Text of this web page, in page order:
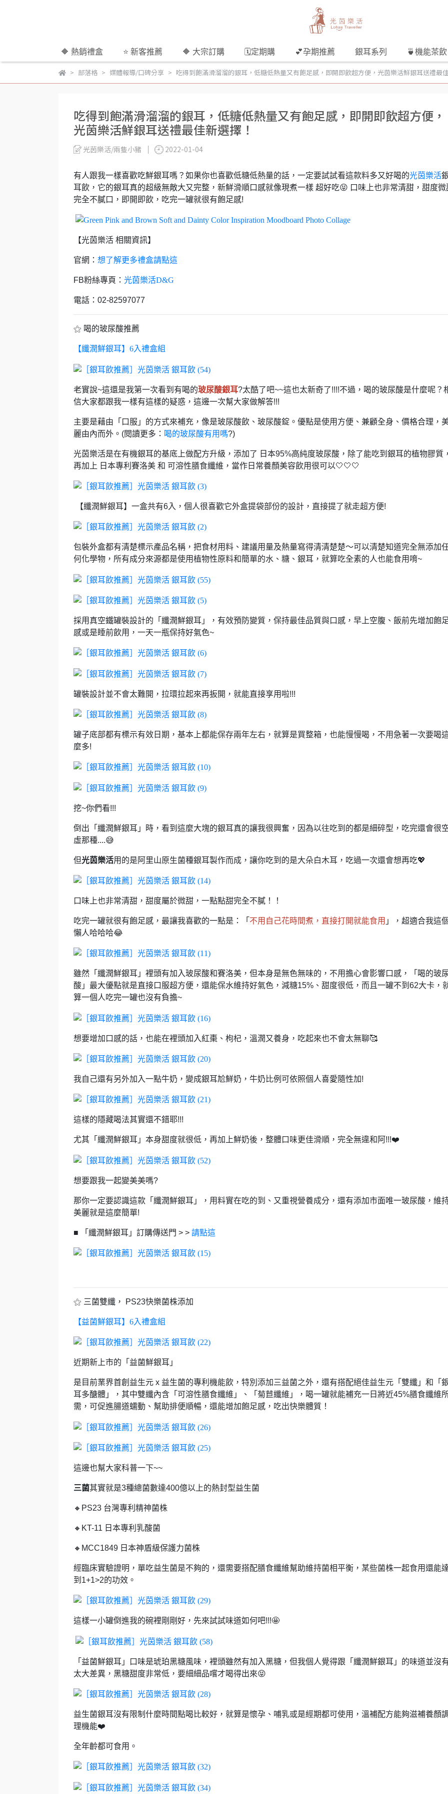
🔶 熱銷禮盒 ⭐ 新客推薦 🔶 大宗訂購 🗓️定期購 💕孕期推薦 銀耳系列 🍵機能茶飲
部落格 媒體報導/口碑分享 吃得到飽滿滑溜溜的銀耳，低糖低熱量又有飽足感，即開即飲超方便，光茵樂活鮮銀耳送禮最
吃得到飽滿滑溜溜的銀耳，低糖低熱量又有飽足感，即開即飲超方便，
光茵樂活鮮銀耳送禮最佳新選擇！
光茵樂活/兩隻小豬 2022-01-04
有人跟我一樣喜歡吃鮮銀耳嗎？ 如果你也喜歡低糖低熱量的話，一定要試試看這款料多又好喝的光茵樂活
耳飲， 它的銀耳真的超級無敵大又完整，新鮮滑順口感就像現煮一樣 超好吃😝 口味上也非常清甜，甜度微
完全不膩口，即開即飲，吃完一罐就很有飽足感!
【光茵樂活 相關資訊】
官網： 想了解更多禮盒請點這
FB粉絲專頁： 光茵樂活D&G
電話：02-82597077
⚝ 喝的玻尿酸推薦
【纖潤鮮銀耳】6入禮盒組
老實說~這還是我第一次看到有喝的玻尿酸銀耳?太酷了吧~~這也太新奇了!!!!不過，喝的玻尿酸是什麼呢？
信大家都跟我一樣有這樣的疑惑， 這邊一次幫大家做解答!!!
主要是藉由「口服」的方式來補充， 像是玻尿酸飲、玻尿酸錠。 優點是使用方便、兼顧全身、價格合理，
麗由內而外。(閱讀更多： 喝的玻尿酸有用嗎?)
光茵樂活是在有機銀耳的基底上做配方升級， 添加了 日本95%高純度玻尿酸， 除了能吃到銀耳的植物膠質
再加上 日本專利賽洛美 和 可溶性膳食纖維， 當作日常養顏美容飲用很可以🤍🤍🤍
【纖潤鮮銀耳】一盒共有6入， 個人很喜歡它外盒提袋部份的設計， 直接提了就走超方便!
包裝外盒都有清楚標示產品名稱， 把食材用料、建議用量及熱量寫得清清楚楚～可以清楚知道完全無添加
何化學物， 所有成分來源都是使用植物性原料和簡單的水、糖、銀耳， 就算吃全素的人也能食用唷~
採用真空鐵罐裝設計的「纖潤鮮銀耳」， 有效預防變質，保持最佳品質與口感， 早上空腹、飯前先增加飽
感或是睡前飲用， 一天一瓶保持好氣色~
罐裝設計並不會太難開， 拉環拉起來再扳開， 就能直接享用啦!!!
罐子底部都有標示有效日期， 基本上都能保存兩年左右， 就算是買整箱，也能慢慢喝， 不用急著一次要喝
麼多!
挖~你們看!!!
倒出「纖潤鮮銀耳」時， 看到這麼大塊的銀耳真的讓我很興奮， 因為以往吃到的都是細碎型， 吃完還會很
虛那種....😅
但光茵樂活用的是阿里山原生菌種銀耳製作而成， 讓你吃到的是大朵白木耳， 吃過一次還會想再吃💖
口味上也非常清甜， 甜度屬於微甜，一點點甜完全不膩！！
吃完一罐就很有飽足感， 最讓我喜歡的一點是：「 不用自己花時間煮， 直接打開就能食用 」， 超適合我這
懶人哈哈哈😂
雖然「纖潤鮮銀耳」裡頭有加入玻尿酸和賽洛美， 但本身是無色無味的， 不用擔心會影響口感，
「喝的玻
酸」最大優點就是直接口服超方便， 還能保水維持好氣色， 減糖15%、甜度很低， 而且一罐不到62大卡，
算一個人吃完一罐也沒有負擔~
想要增加口感的話， 也能在裡頭加入紅棗、枸杞， 溫潤又養身， 吃起來也不會太無聊🥰
我自己還有另外加入一點牛奶， 變成銀耳尬鮮奶， 牛奶比例可依照個人喜愛隨性加!
這樣的隱藏喝法其實還不錯耶!!!
尤其「纖潤鮮銀耳」本身甜度就很低， 再加上鮮奶後， 整體口味更佳滑順， 完全無違和阿!!!❤️
想要跟我一起變美美嗎?
那你一定要認識這款「纖潤鮮銀耳」， 用料實在吃的到、又重視營養成分， 還有添加市面唯一玻尿酸， 維
美麗就是這麼簡單!
■ 「纖潤鮮銀耳」訂購傳送門 > > 請點這
⚝ 三菌雙纖， PS23快樂菌株添加
【益菌鮮銀耳】6入禮盒組
近期新上市的「益菌鮮銀耳」
是目前業界首創益生元 x 益生菌的專利機能飲， 特別添加三益菌之外， 還有搭配絕佳益生元「雙纖」和「
耳多醣體」， 其中雙纖內含「可溶性膳食纖維」、「菊苣纖維」， 喝一罐就能補充一日將近45%膳食纖維
需， 可促進腸道蠕動、幫助排便順暢， 還能增加飽足感， 吃出快樂體質！
這邊也幫大家科普一下~~
三菌其實就是3種總菌數達400億以上的熱封型益生菌
🔸PS23 台灣專利精神菌株
🔸KT-11 日本專利乳酸菌
🔸MCC1849 日本神盾級保護力菌株
經臨床實驗證明，單吃益生菌是不夠的， 還需要搭配膳食纖維幫助維持菌相平衡， 某些菌株一起食用還能
到1+1>2的功效。
這樣一小罐倒進我的碗裡剛剛好， 先來試試味道如何吧!!!🤩
「益菌鮮銀耳」口味是琥珀黑糖風味， 裡頭雖然有加入黑糖， 但我個人覺得跟「纖潤鮮銀耳」的味道並沒
太大差異， 黑糖甜度非常低， 要細細品嚐才喝得出來😝
益生菌銀耳沒有限制什麼時間點喝比較好， 就算是懷孕、哺乳或是經期都可使用， 溫補配方能夠滋補養顏
理機能❤️
全年齡都可食用。